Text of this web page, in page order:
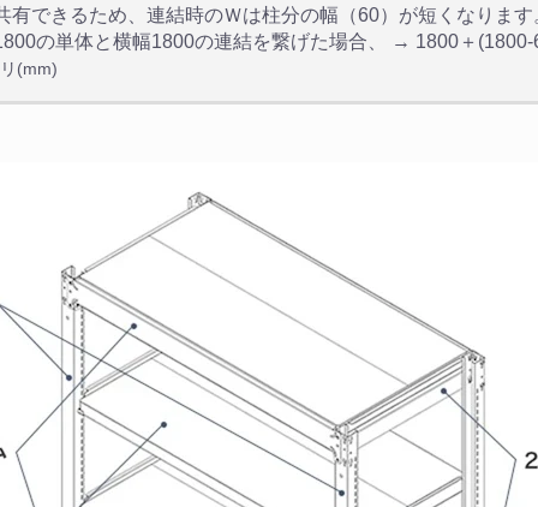
有できるため、連結時のＷは柱分の幅（60）が短くなります
の単体と横幅1800の連結を繋げた場合、 → 1800＋(1800-
(mm)